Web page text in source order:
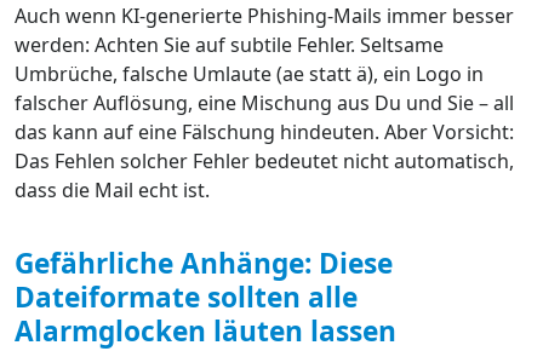
Auch wenn KI-generierte Phishing-Mails immer besser
werden: Achten Sie auf subtile Fehler. Seltsame
Umbrüche, falsche Umlaute (ae statt ä), ein Logo in
falscher Auflösung, eine Mischung aus Du und Sie – all
das kann auf eine Fälschung hindeuten. Aber Vorsicht:
Das Fehlen solcher Fehler bedeutet nicht automatisch,
dass die Mail echt ist.
Gefährliche Anhänge: Diese
Dateiformate sollten alle
Alarmglocken läuten lassen